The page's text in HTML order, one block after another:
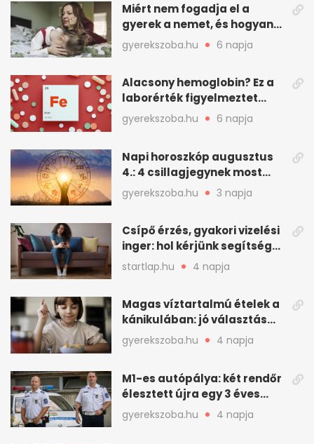
Miért nem fogadja el a
gyerek a nemet, és hogyan
mondd ki jól?
gyerekszoba.hu 6 napja
Alacsony hemoglobin? Ez a
laborérték figyelmeztet
vashiányra
gyerekszoba.hu 6 napja
Napi horoszkóp augusztus
4.: 4 csillagjegynek most
minden összejön
gyerekszoba.hu 3 napja
Csípő érzés, gyakori vizelési
inger: hol kérjünk segítséget
felfázás esetén?
startlap.hu 4 napja
Magas víztartalmú ételek a
kánikulában: jó választás
gyerekeknek
gyerekszoba.hu 4 napja
M1-es autópálya: két rendőr
élesztett újra egy 3 éves
kisfiút
gyerekszoba.hu 4 napja